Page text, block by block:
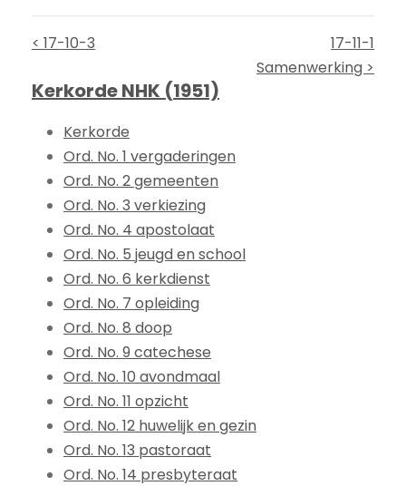
< 17-10-3
17-11-1
Samenwerking >
Kerkorde NHK (1951)
Kerkorde
Ord. No. 1 vergaderingen
Ord. No. 2 gemeenten
Ord. No. 3 verkiezing
Ord. No. 4 apostolaat
Ord. No. 5 jeugd en school
Ord. No. 6 kerkdienst
Ord. No. 7 opleiding
Ord. No. 8 doop
Ord. No. 9 catechese
Ord. No. 10 avondmaal
Ord. No. 11 opzicht
Ord. No. 12 huwelijk en gezin
Ord. No. 13 pastoraat
Ord. No. 14 presbyteraat